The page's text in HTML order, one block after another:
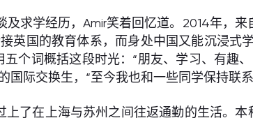
及求学经历，Amir笑着回忆道。2014年，
英国的教育体系，而身处中国又能沉浸
个词概括这段时光：“朋友、学习、有趣
国际交换生，“至今我也和一些同学保持联
上了在上海与苏州之间往返通勤的生活。